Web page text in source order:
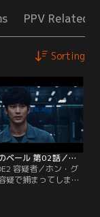
PPV Related
Sorting
ある日～真実のベール 第02話／字幕
容疑者／ホン・グ
疑で捕まってしまっ
況証拠はヒョンスが
ているが、ヒョンス